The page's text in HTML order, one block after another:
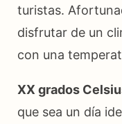
turistas.
disfrutar de un
con una
XX grados
que sea un día